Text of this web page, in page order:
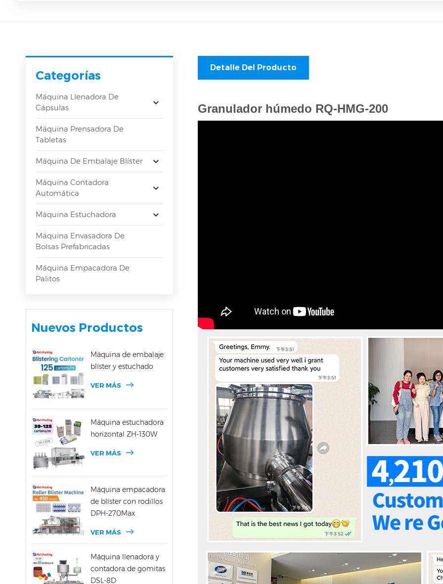
Categorías
Máquina Llenadora De
Cápsulas
Máquina Prensadora De
Tabletas
Máquina De Embalaje Blíster
Máquina Contadora
Automática
Máquina Estuchadora
Máquina Envasadora De
Bolsas Prefabricadas
Máquina Empacadora De
Palitos
Nuevos Productos
Máquina de embalaje
blíster y estuchado
VER MÁS
Máquina estuchadora
horizontal ZH-130W
VER MÁS
Máquina empacadora
de blíster con rodillos
DPH-270Max
VER MÁS
Máquina llenadora y
contadora de gomitas
DSL-8D
Detalle Del Producto
Granulador húmedo RQ-HMG-200